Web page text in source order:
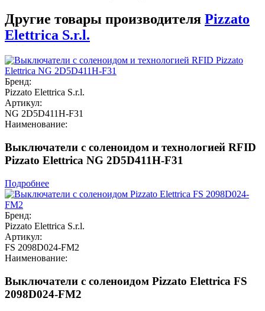
Другие товары производителя Pizzato
Elettrica S.r.l.
Бренд:
Pizzato Elettrica S.r.l.
Артикул:
NG 2D5D411H-F31
Наименование:
Выключатели с соленоидом и технологией RFID
Pizzato Elettrica NG 2D5D411H-F31
Подробнее
Бренд:
Pizzato Elettrica S.r.l.
Артикул:
FS 2098D024-FM2
Наименование:
Выключатели с соленоидом Pizzato Elettrica FS
2098D024-FM2